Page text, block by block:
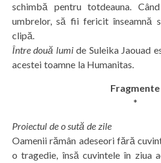
schimbă pentru totdeauna.
umbrelor, să fii fericit înseamnă
clipă.
Între două lumi de Suleika Jaouad
acestei toamne la Humanitas.
Fragmente
*
Proiectul de o sută de zile
Oamenii rămân adeseori fără
o tragedie, însă cuvintele în ziua